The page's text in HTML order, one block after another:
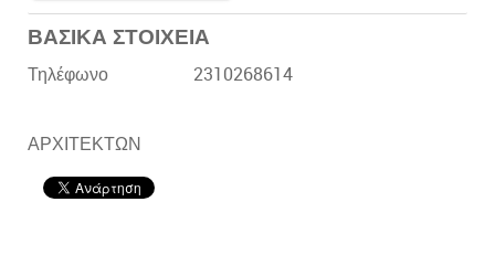
ΒΑΣΙΚΑ ΣΤΟΙΧΕΙΑ
Τηλέφωνο 2310268614
ΑΡΧΙΤΕΚΤΩΝ